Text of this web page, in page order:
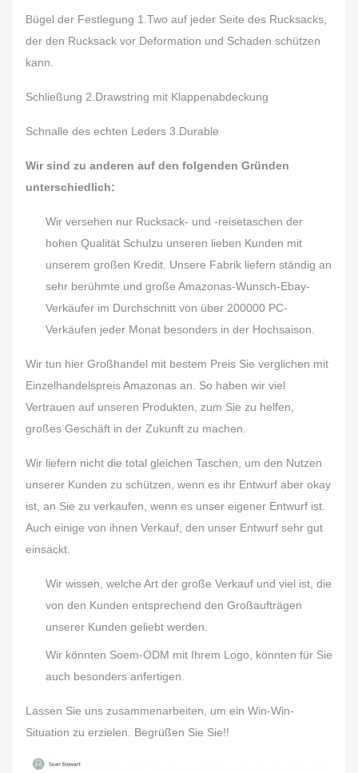
Bügel der Festlegung 1.Two auf jeder Seite des Rucksacks,
der den Rucksack vor Deformation und Schaden schützen
kann.
Schließung 2.Drawstring mit Klappenabdeckung
Schnalle des echten Leders 3.Durable
Wir sind zu anderen auf den folgenden Gründen
unterschiedlich:
Wir versehen nur Rucksack- und -reisetaschen der
hohen Qualität Schulzu unseren lieben Kunden mit
unserem großen Kredit. Unsere Fabrik liefern ständig an
sehr berühmte und große Amazonas-Wunsch-Ebay-
Verkäufer im Durchschnitt von über 200000 PC-
Verkäufen jeder Monat besonders in der Hochsaison.
Wir tun hier Großhandel mit bestem Preis Sie verglichen mit
Einzelhandelspreis Amazonas an. So haben wir viel
Vertrauen auf unseren Produkten, zum Sie zu helfen,
großes Geschäft in der Zukunft zu machen.
Wir liefern nicht die total gleichen Taschen, um den Nutzen
unserer Kunden zu schützen, wenn es ihr Entwurf aber okay
ist, an Sie zu verkaufen, wenn es unser eigener Entwurf ist.
Auch einige von ihnen Verkauf, den unser Entwurf sehr gut
einsackt.
Wir wissen, welche Art der große Verkauf und viel ist, die
von den Kunden entsprechend den Großaufträgen
unserer Kunden geliebt werden.
Wir könnten Soem-ODM mit Ihrem Logo, könnten für Sie
auch besonders anfertigen.
Lassen Sie uns zusammenarbeiten, um ein Win-Win-
Situation zu erzielen. Begrüßen Sie Sie!!